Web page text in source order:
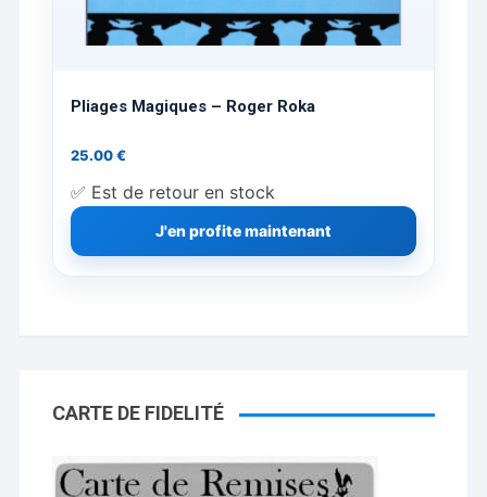
Pliages Magiques – Roger Roka
25.00€
✅ Est de retour en stock
J'en profite maintenant
CARTE DE FIDELITÉ